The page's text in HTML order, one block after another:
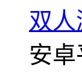
双
安